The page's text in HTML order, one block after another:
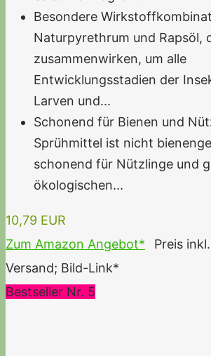
Besondere
Naturpyrethrum und Rapsöl,
zusammenwirken, um alle
Entwicklungsstadien der
Larven und...
Schonend für Bienen und
Sprühmittel ist nicht
schonend für Nützlinge und
ökologischen...
10,79 EUR
Zum Amazon Angebot*
Preis
Versand; Bild-Link*
Bestseller Nr. 5